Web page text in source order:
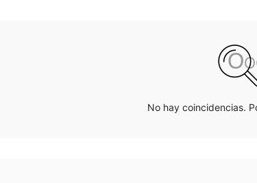
No hay coincidencias.